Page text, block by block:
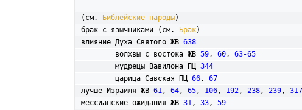
(см. Библейские народы)
брак с язычниками (см.
Брак)
влияние Духа Святого ЖВ 638
	волхвы с востока ЖВ
59, 60, 63-65
	мудрецы Вавилона ПЦ
344
	царица Савская ПЦ
66, 67
лучше Израиля ЖВ 61, 64, 65, 106, 192, 238, 239, 317
мессианские ожидания ЖВ 31, 33, 59